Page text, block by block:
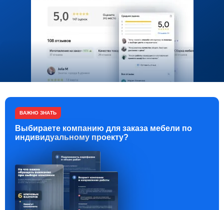
ВАЖНО ЗНАТЬ
Выбираете компанию для заказа мебели по
индивидуальному проекту?